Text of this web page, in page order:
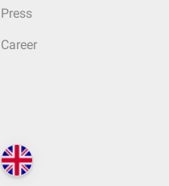
Press
Career